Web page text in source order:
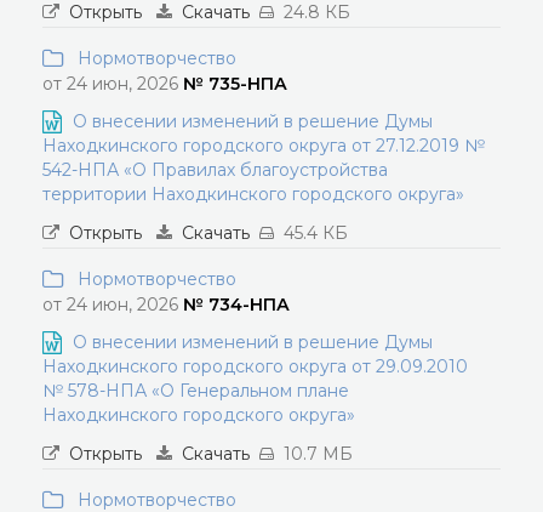
Открыть
Скачать 24.8 КБ
Нормотворчество
от 24 июн, 2026 № 735-НПА
О внесении изменений в решение Думы
Находкинского городского округа от 27.12.2019 №
542-НПА «О Правилах благоустройства
территории Находкинского городского округа»
Открыть
Скачать 45.4 КБ
Нормотворчество
от 24 июн, 2026 № 734-НПА
О внесении изменений в решение Думы
Находкинского городского округа от 29.09.2010
№ 578-НПА «О Генеральном плане
Находкинского городского округа»
Открыть
Скачать 10.7 МБ
Нормотворчество